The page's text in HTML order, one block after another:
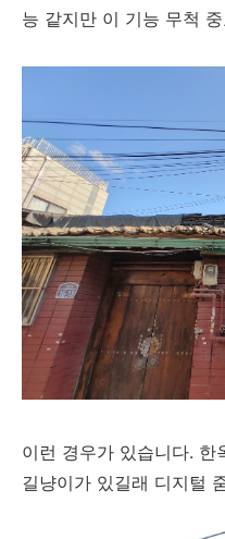
능 같지만 이 기능 무척
이런 경우가 있습니다. 한
길냥이가 있길래 디지털